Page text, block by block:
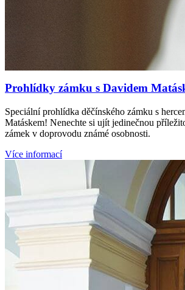
Prohlídky zámku s Davidem
Speciální prohlídka děčínského zámku s
Matáskem! Nenechte si ujít jedinečnou
zámek v doprovodu známé osobnosti.
Více informací